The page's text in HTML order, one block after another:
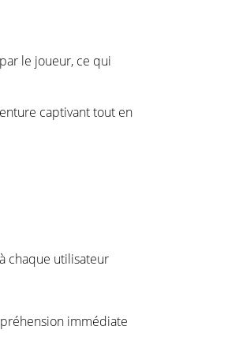
le joueur, ce qui
captivant tout en
chaque utilisateur
immédiate